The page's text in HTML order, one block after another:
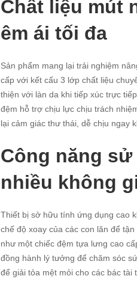
Chất liệu mút
êm ái tối đa
Sản phẩm mang lại trải nghiệm
cấp với kết cấu 3 lớp chất liệu
thiện với làn da khi tiếp xúc trực
đệm hỗ trợ chịu lực chịu trách
lại cảm giác thư thái, dễ chịu ngay
Công năng
nhiều không
Thiết bị sở hữu tính ứng dụng cao
chế độ xoay của các con lăn để
như một chiếc đệm tựa lưng cao
đồng hành lý tưởng để chăm sóc
để giải tỏa mệt mỏi cho các bác tài